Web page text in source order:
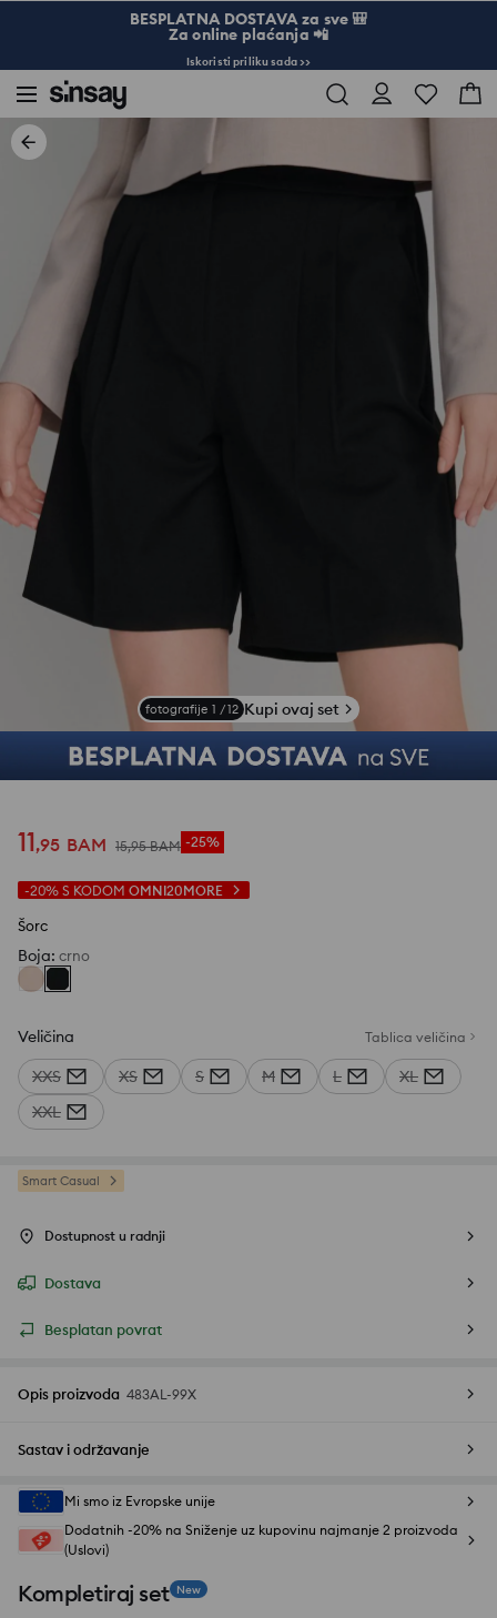
BESPLATNA DOSTAVA za sve 🎒
Za online plaćanja 📲
Iskoristi priliku sada >>
fotografije 1 /12 Kupi ovaj set
11,95 BAM 15,95 BAM -25%
-20% S KODOM OMNI20MORE
Šorc
Boja: crno
Veličina Tablica veličina
XXS XS S M L
XL
XXL
Smart Casual
Dostupnost u radnji
Dostava
Besplatan povrat
Opis proizvoda 483AL-99X
Sastav i održavanje
Mi smo iz Evropske unije
Dodatnih -20% na Sniženje uz kupovinu najmanje 2 proizvoda
(Uslovi)
Kompletiraj set New